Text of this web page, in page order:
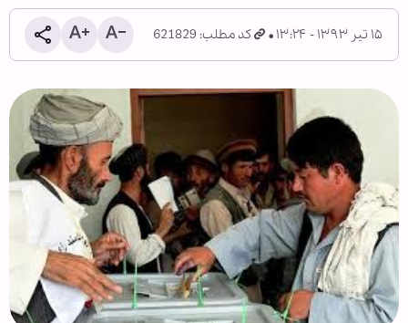
۱۵ تیر ۱۳۹۳ - ۱۳:۲۴ کد مطلب: 621829